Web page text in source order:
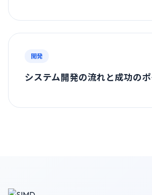
開発
システム開発の流れと成功の